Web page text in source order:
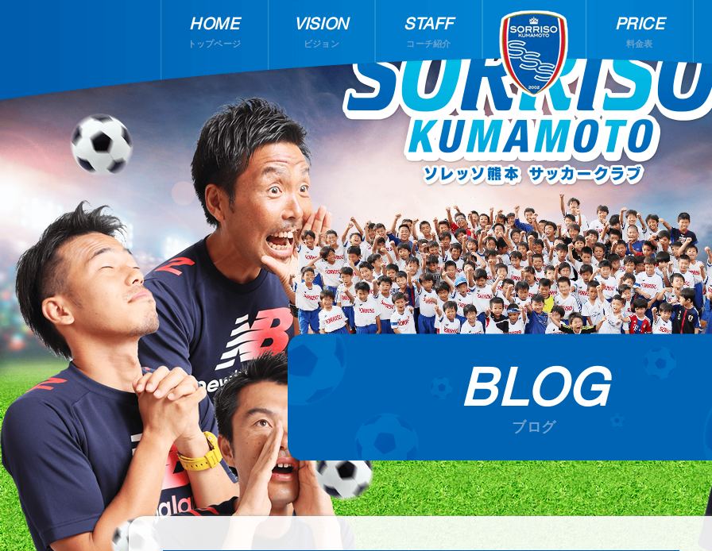
HOME
トップページ
VISION
ビジョン
STAFF
コーチ紹介
PRICE
料金表
BLOG
ブログ